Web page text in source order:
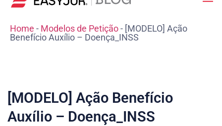
Home - Modelos de Petição- [MODELO] Ação
Benefício Auxílio – Doença_INSS
[MODELO] Ação Benefício
Auxílio – Doença_INSS